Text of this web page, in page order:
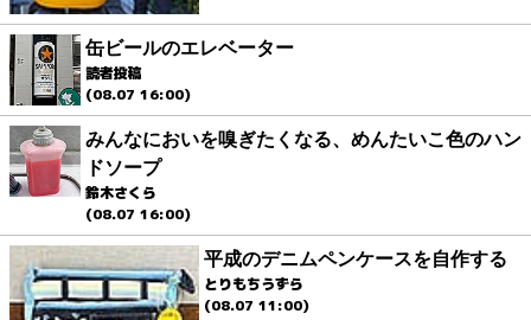
缶ビールのエレベーター
読者投稿
(08.07 16:00)
みんなにおいを嗅ぎたくなる、めんたいこ色のハン
ドソープ
鈴木さくら
(08.07 16:00)
平成のデニムペンケースを自作する
とりもちうずら
(08.07 11:00)